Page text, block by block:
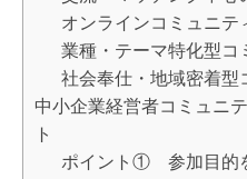
オンラインコミュニテ
業種・テーマ特化型コ
社会奉仕・地域密着型
中小企業経営者コミュニ
ト
ポイント① 参加目的